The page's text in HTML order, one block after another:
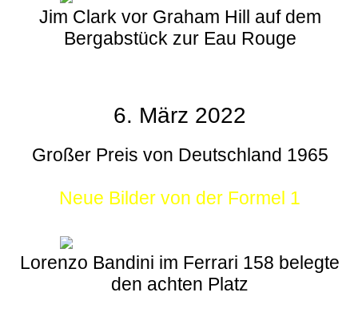
Jim Clark vor Graham Hill auf dem
Bergabstück zur Eau Rouge
6. März 2022
Großer Preis von Deutschland 1965
Neue Bilder von der Formel 1
Lorenzo Bandini im Ferrari 158 belegte
den achten Platz